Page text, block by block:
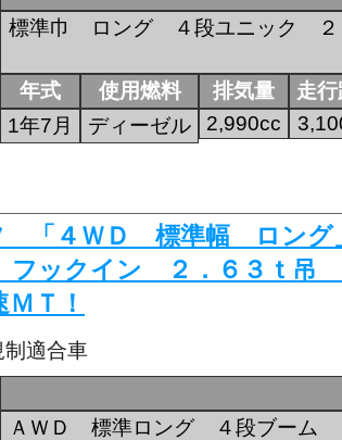
標準巾 ロング ４段ユニック
年式
1年7月
使用燃料
ディーゼル
排気量
2,990cc
走
「４ＷＤ 標準幅 ロン
ックイン ２．６３ｔ吊
Ｔ！
適合車
ＡＷＤ 標準ロング ４段ブーム